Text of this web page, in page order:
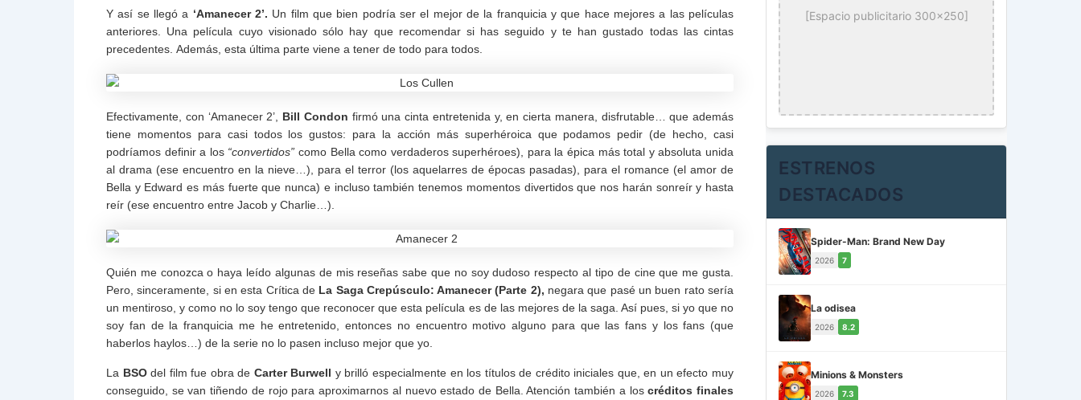
Y así se llegó a ‘Amanecer 2’. Un film que bien podría ser el mejor de la franquicia y que hace mejores a las películas
anteriores. Una película cuyo visionado sólo hay que recomendar si has seguido y te han gustado todas las cintas
precedentes. Además, esta última parte viene a tener de todo para todos.
Efectivamente, con ‘Amanecer 2’, Bill Condon firmó una cinta entretenida y, en cierta manera, disfrutable… que además
tiene momentos para casi todos los gustos: para la acción más superhéroica que podamos pedir (de hecho, casi
podríamos definir a los “convertidos” como Bella como verdaderos superhéroes), para la épica más total y absoluta unida
al drama (ese encuentro en la nieve…), para el terror (los aquelarres de épocas pasadas), para el romance (el amor de
Bella y Edward es más fuerte que nunca) e incluso también tenemos momentos divertidos que nos harán sonreír y hasta
reír (ese encuentro entre Jacob y Charlie…).
Quién me conozca o haya leído algunas de mis reseñas sabe que no soy dudoso respecto al tipo de cine que me gusta.
Pero, sinceramente, si en esta Crítica de La Saga Crepúsculo: Amanecer (Parte 2), negara que pasé un buen rato sería
un mentiroso, y como no lo soy tengo que reconocer que esta película es de las mejores de la saga. Así pues, si yo que no
soy fan de la franquicia me he entretenido, entonces no encuentro motivo alguno para que las fans y los fans (que
haberlos haylos…) de la serie no lo pasen incluso mejor que yo.
La BSOdel film fue obra de Carter Burwell y brilló especialmente en los títulos de crédito iniciales que, en un efecto muy
conseguido, se van tiñendo de rojo para aproximarnos al nuevo estado de Bella. Atención también a loscréditos finales
[Espacio publicitario 300x250]
ESTRENOS
DESTACADOS
Spider-Man: Brand New Day
2026 7
La odisea
2026 8.2
Minions & Monsters
2026 7.3